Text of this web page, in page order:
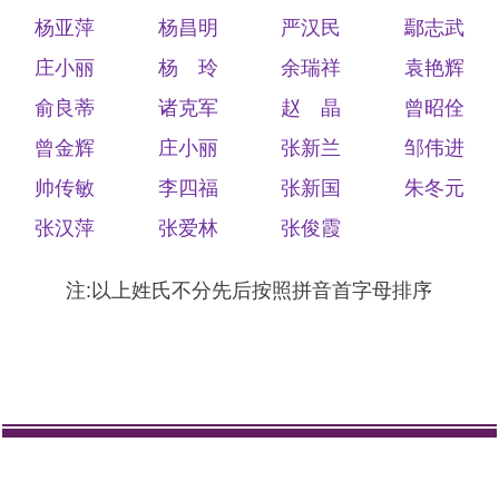
杨亚萍
杨昌明 严汉民
鄢志武
庄小丽
杨 玲 余瑞祥
袁艳辉
俞良蒂
诸克军 赵 晶
曾昭佺
曾金辉
庄小丽 张新兰
邹伟进
帅传敏
李四福 张新国
朱冬元
张汉萍
张爱林 张俊霞
注:以上姓氏不分先后按照拼音首字母排序